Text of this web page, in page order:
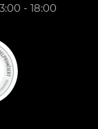
- 18:00